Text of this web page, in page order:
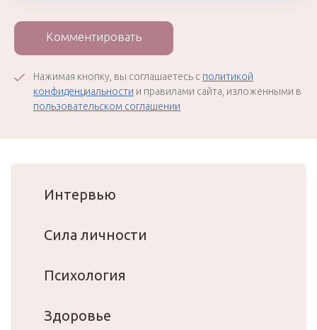
Комментировать
Нажимая кнопку, вы соглашаетесь с политикой
конфиденциальности и правилами сайта, изложенными в
пользовательском соглашении
Интервью
Сила личности
Психология
Здоровье